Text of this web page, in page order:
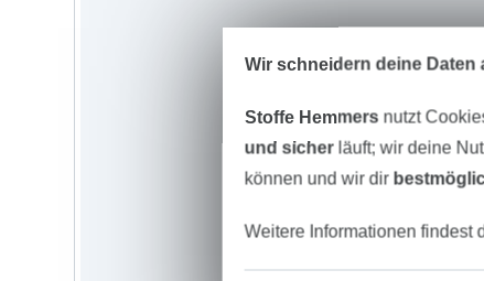
Wir schneidern deine Daten
Stoffe Hemmers nutzt
und sicherläuft; wir deine
können und wir dir
Weitere Informationen findest